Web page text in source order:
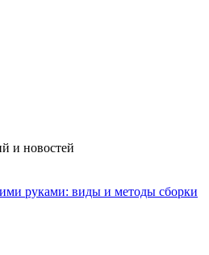
и новостей
руками: виды и методы сборки